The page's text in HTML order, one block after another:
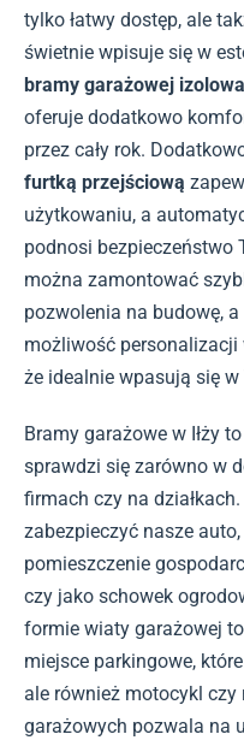
tylko łatwy dostęp, ale
świetnie wpisuje się w
bramy garażowej
oferuje dodatkowo
przez cały rok.
furtką przejściową
użytkowaniu, a
podnosi bezpieczeństwo
można zamontować
pozwolenia na budowę,
możliwość
że idealnie wpasują się
Bramy garażowe w Iłży
sprawdzi się zarówno w
firmach czy na
zabezpieczyć nasze
pomieszczenie
czy jako schowek
formie wiaty garażowej
miejsce parkingowe,
ale również motocykl czy
garażowych pozwala na